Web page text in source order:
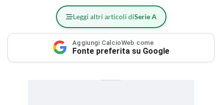
Leggi altri articoli diSerie A
Aggiungi CalcioWeb come
Fonte preferita su Google